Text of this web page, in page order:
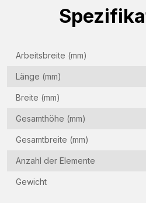
Arbeitsbreite (mm)
Länge (mm)
Breite (mm)
Gesamthöhe (mm)
Gesamtbreite (mm)
Anzahl der Elemente
Gewicht
Firmenname
Adresse
(Required)
(Required)
Land
(Required)
Woonplaats
(Required)